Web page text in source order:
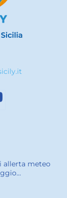
allerta meteo